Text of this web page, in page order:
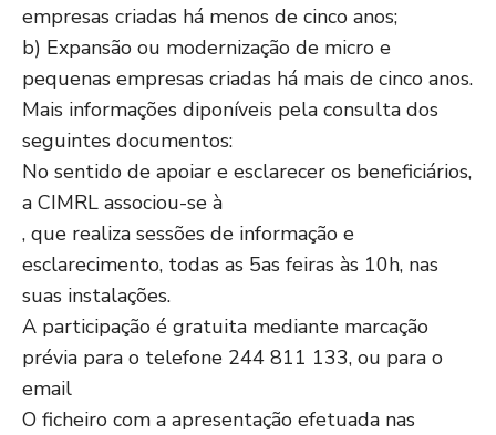
empresas criadas há menos de cinco anos;
b) Expansão ou modernização de micro e
pequenas empresas criadas há mais de cinco anos.
Mais informações diponíveis pela consulta dos
seguintes documentos:
No sentido de apoiar e esclarecer os beneficiários,
a CIMRL associou-se à
, que realiza sessões de informação e
esclarecimento, todas as 5as feiras às 10h, nas
suas instalações.
A participação é gratuita mediante marcação
prévia para o telefone 244 811 133, ou para o
email
O ficheiro com a apresentação efetuada nas